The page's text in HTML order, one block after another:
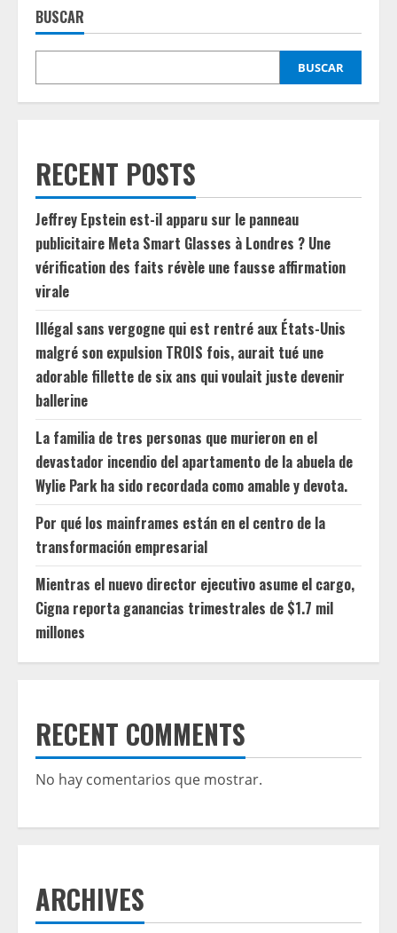
BUSCAR
BUSCAR
RECENT POSTS
Jeffrey Epstein est-il apparu sur le panneau
publicitaire Meta Smart Glasses à Londres ? Une
vérification des faits révèle une fausse affirmation
virale
Illégal sans vergogne qui est rentré aux États-Unis
malgré son expulsion TROIS fois, aurait tué une
adorable fillette de six ans qui voulait juste devenir
ballerine
La familia de tres personas que murieron en el
devastador incendio del apartamento de la abuela de
Wylie Park ha sido recordada como amable y devota.
Por qué los mainframes están en el centro de la
transformación empresarial
Mientras el nuevo director ejecutivo asume el cargo,
Cigna reporta ganancias trimestrales de $1.7 mil
millones
RECENT COMMENTS
No hay comentarios que mostrar.
ARCHIVES